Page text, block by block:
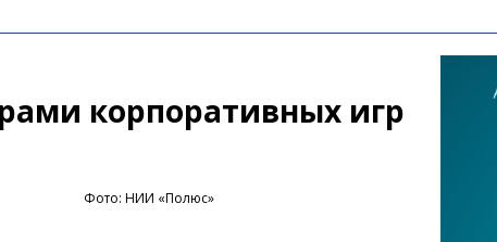
корпоративных игр
Фото: НИИ «Полюс»